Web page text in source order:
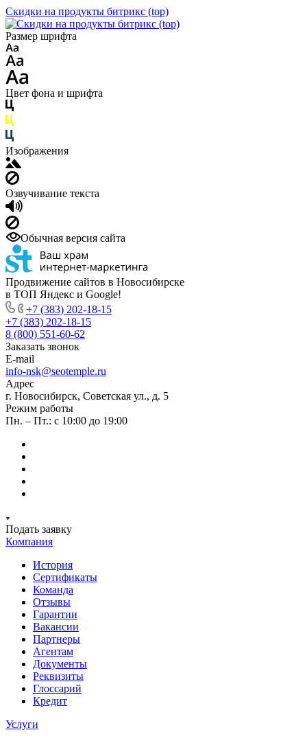
Скидки на продукты битрикс (top)
Размер шрифта
Цвет фона и шрифта
Изображения
Озвучивание текста
Обычная версия сайта
Продвижение сайтов в Новосибирске
в ТОП Яндекс и Google!
+7 (383) 202-18-15
+7 (383) 202-18-15
8 (800) 551-60-62
Заказать звонок
E-mail
info-nsk@seotemple.ru
Адрес
г. Новосибирск, Советская ул., д. 5
Режим работы
Пн. – Пт.: с 10:00 до 19:00
Подать заявку
Компания
История
Сертификаты
Команда
Отзывы
Гарантии
Вакансии
Партнеры
Агентам
Документы
Реквизиты
Глоссарий
Кредит
Услуги